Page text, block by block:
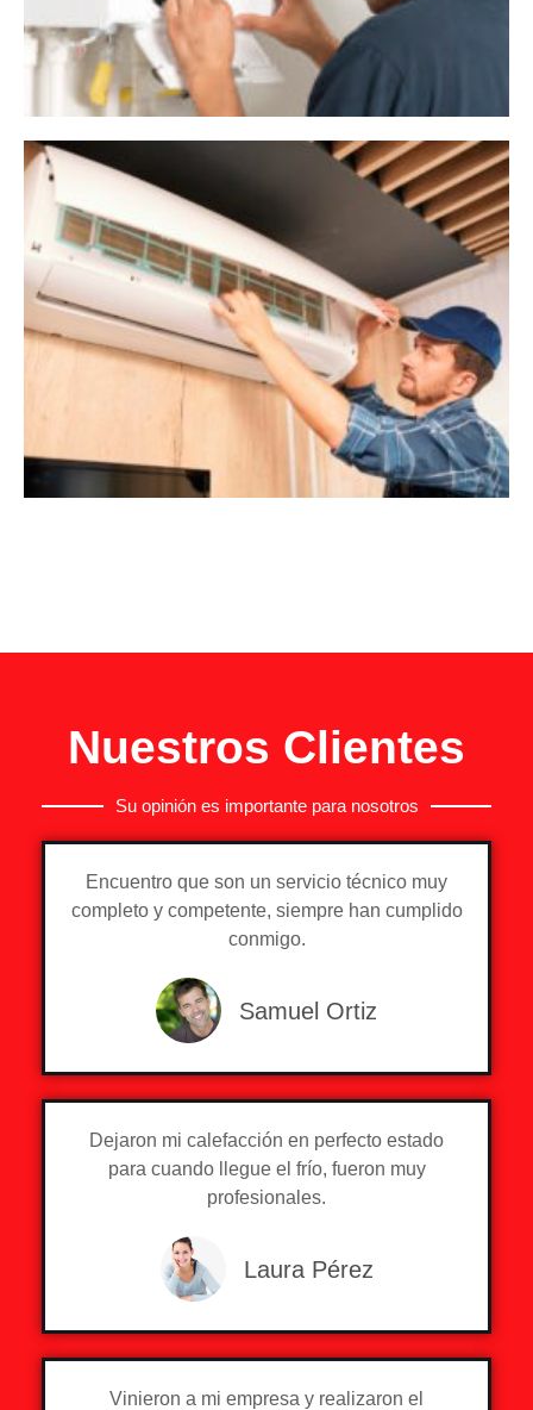
Nuestros Clientes
Su opinión es importante para nosotros
Encuentro que son un servicio técnico muy
completo y competente, siempre han cumplido
conmigo.
Samuel Ortiz
Dejaron mi calefacción en perfecto estado
para cuando llegue el frío, fueron muy
profesionales.
Laura Pérez
Vinieron a mi empresa y realizaron el